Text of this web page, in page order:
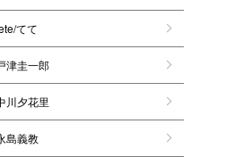
てて
津圭一郎
川夕花里
島義教